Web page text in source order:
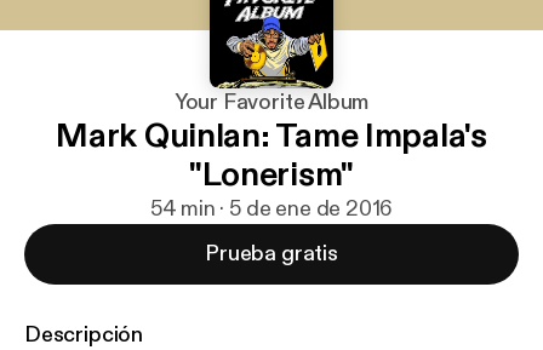
Your Favorite Album
Mark Quinlan: Tame Impala's
"Lonerism"
54 min · 5 de ene de 2016
Prueba gratis
Descripción